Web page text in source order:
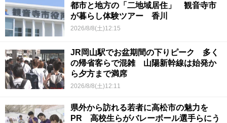
都市と地方の「二地域居住」 観音寺市
が暮らし体験ツアー 香川
2026/8/8(土)12:15
JR岡山駅でお盆期間の下りピーク 多く
の帰省客らで混雑 山陽新幹線は始発か
ら夕方まで満席
2026/8/8(土)12:11
県外から訪れる若者に高松市の魅力を
PR 高校生らがバレーボール選手らにう